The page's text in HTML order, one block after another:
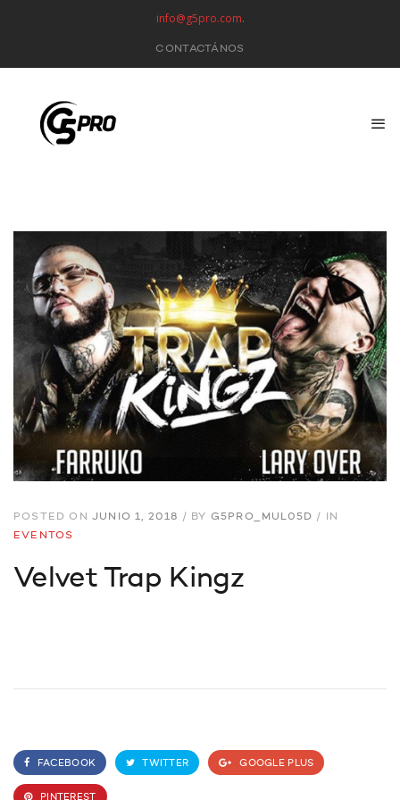
info@g5pro.com.
CONTACTÁNOS
POSTED ON JUNIO 1, 2018 / BY G5PRO_MUL05D /
IN
EVENTOS
Velvet Trap Kingz
FACEBOOK TWITTER GOOGLE PLUS
PINTEREST